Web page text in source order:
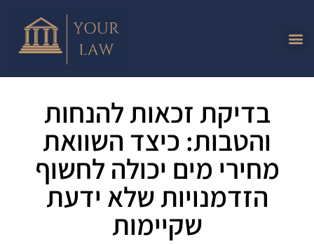
בדיקת זכאות להנחות
והטבות: כיצד השוואת
מחירי מים יכולה לחשוף
הזדמנויות שלא ידעת
שקיימות